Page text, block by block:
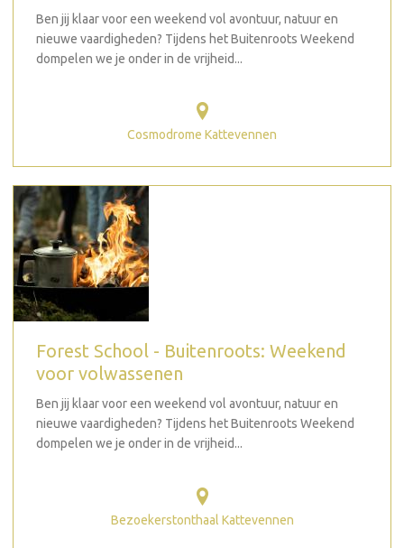
Ben jij klaar voor een weekend vol avontuur, natuur en
nieuwe vaardigheden? Tijdens het Buitenroots Weekend
dompelen we je onder in de vrijheid...
Cosmodrome Kattevennen
Forest School - Buitenroots: Weekend
voor volwassenen
Ben jij klaar voor een weekend vol avontuur, natuur en
nieuwe vaardigheden? Tijdens het Buitenroots Weekend
dompelen we je onder in de vrijheid...
Bezoekerstonthaal Kattevennen